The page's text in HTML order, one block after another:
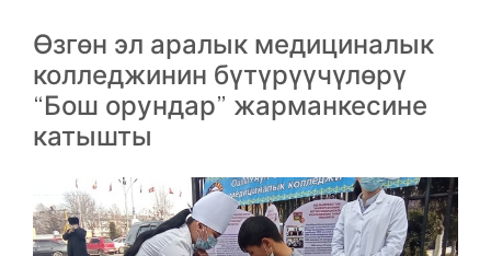
Өзгөн эл аралык медициналык
колледжинин бүтүрүүчүлөрү
“Бош орундар” жарманкесине
катышты